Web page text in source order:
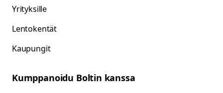
Yrityksille
Lentokentät
Kaupungit
Kumppanoidu Boltin kanssa